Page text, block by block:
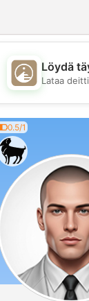
Löydä
Lataa
0.5/1